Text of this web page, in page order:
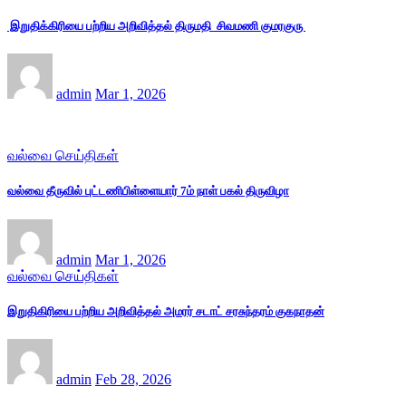
இறுதிக்கிரியை பற்றிய அறிவித்தல் திருமதி சிவமணி குமரகுரு
admin Mar 1, 2026
வல்வை செய்திகள்
வல்வை தீருவில் புட்டணிபிள்ளையார் 7ம் நாள் பகல் திருவிழா
admin Mar 1, 2026
வல்வை செய்திகள்
இறுதிகிரியை பற்றிய அறிவித்தல் அமரர் சடாட் சரசுந்தரம் குகநாதன்
admin Feb 28, 2026